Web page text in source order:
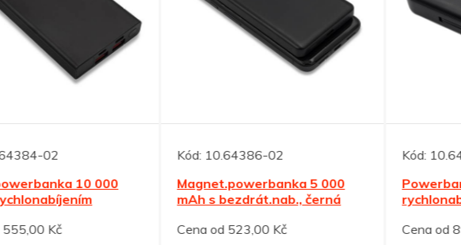
10.64386-02
Magnet.powerbanka 5 000
mAh s bezdrát.nab., černá
Cena od 523,00 Kč
10.64387-02
Powerbanka 10 000 mAh
rychlonabíjením, černá
Cena od 897,00 Kč